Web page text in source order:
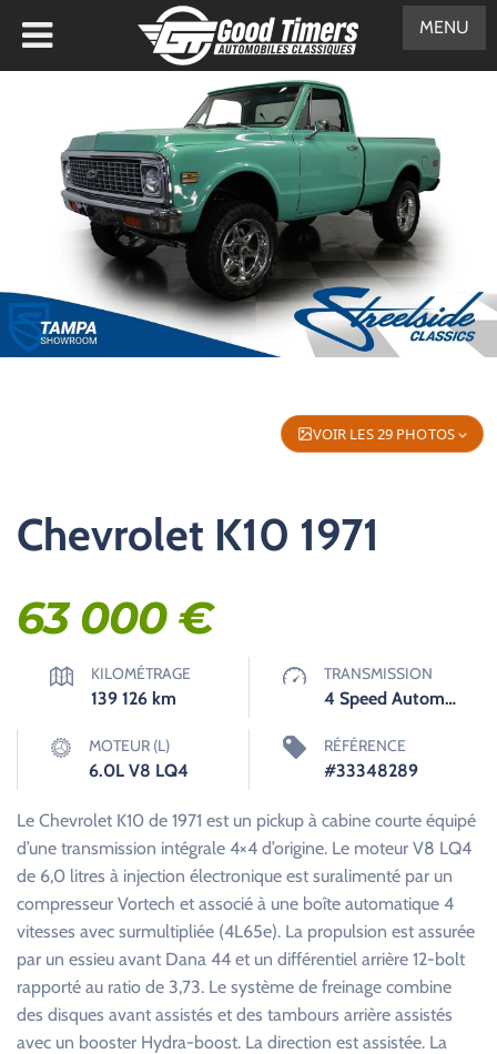
VOIR LES 29 PHOTOS
Chevrolet K10 1971
63 000€
KILOMÉTRAGE
139 126 km
TRANSMISSION
4 Speed Automatique
MOTEUR (L)
6.0L V8 LQ4
RÉFÉRENCE
#33348289
Le Chevrolet K10 de 1971 est un pickup à cabine courte équipé
d’une transmission intégrale 4×4 d’origine. Le moteur V8 LQ4
de 6,0 litres à injection électronique est suralimenté par un
compresseur Vortech et associé à une boîte automatique 4
vitesses avec surmultipliée (4L65e). La propulsion est assurée
par un essieu avant Dana 44 et un différentiel arrière 12-bolt
rapporté au ratio de 3,73. Le système de freinage combine
des disques avant assistés et des tambours arrière assistés
avec un booster Hydra-boost. La direction est assistée. La
MENU